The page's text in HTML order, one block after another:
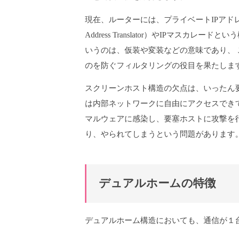
現在、ルーターには、プライベートIPアド
Address Translator）やIPマスカレードと
いうのは、仮装や変装などの意味であり
のを防ぐフィルタリングの役目を果たしま
スクリーンホスト構造の欠点は、いった
は内部ネットワークに自由にアクセスで
マルウェアに感染し、要塞ホストに攻撃
り、やられてしまうという問題があります。
デュアルホームの特徴
デュアルホーム構造においても、通信が１